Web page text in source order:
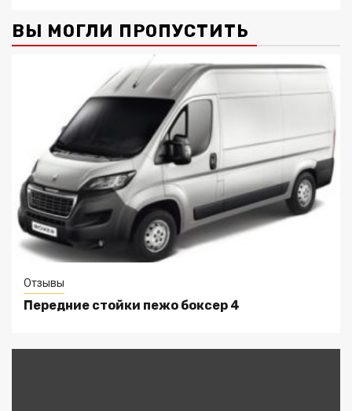
ВЫ МОГЛИ ПРОПУСТИТЬ
Отзывы
Передние стойки пежо боксер 4